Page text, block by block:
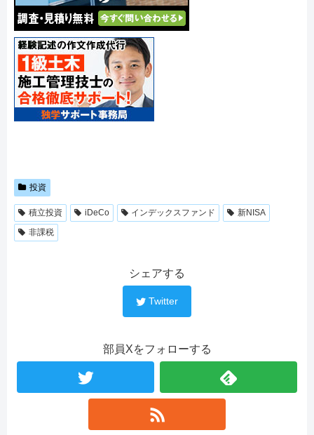
投資
積立投資 iDeCo インデックスファンド
新NISA
非課税
シェアする
Twitter
部員Xをフォローする